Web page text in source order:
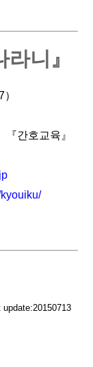
니』
）
간호교육』
update:20150713